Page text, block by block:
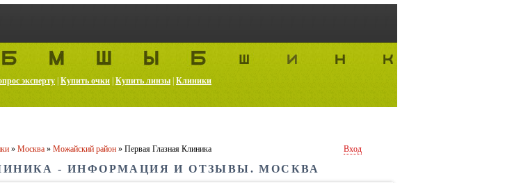
эксперту Купить очки Купить линзы Клиники
» Москва » Можайский район » Первая Глазная Клиника Вход
- ИНФОРМАЦИЯ И ОТЗЫВЫ. МОСКВА